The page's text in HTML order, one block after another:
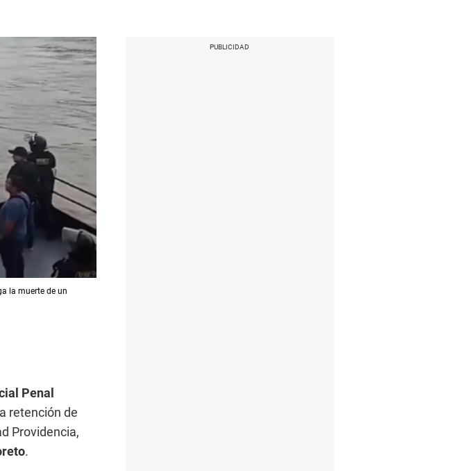
la muerte de un
Penal
retención de
Providencia,
.